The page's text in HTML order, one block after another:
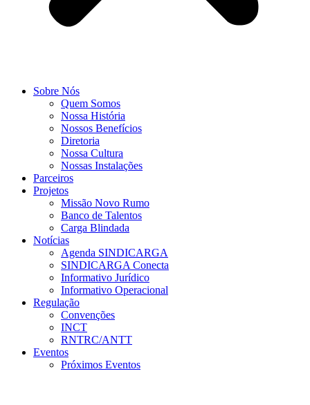
Sobre Nós
Quem Somos
Nossa História
Nossos Benefícios
Diretoria
Nossa Cultura
Nossas Instalações
Parceiros
Projetos
Missão Novo Rumo
Banco de Talentos
Carga Blindada
Notícias
Agenda SINDICARGA
SINDICARGA Conecta
Informativo Jurídico
Informativo Operacional
Regulação
Convenções
INCT
RNTRC/ANTT
Eventos
Próximos Eventos